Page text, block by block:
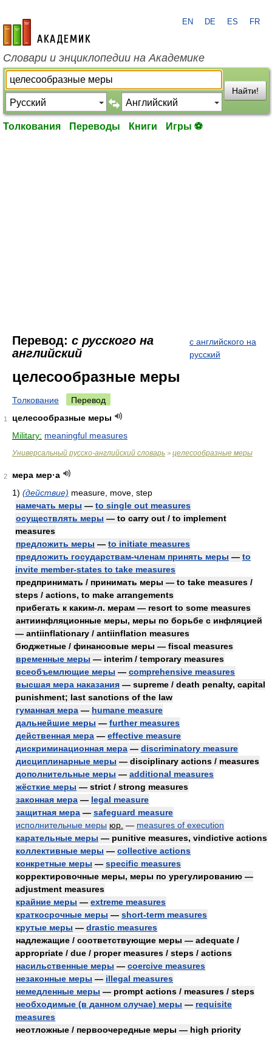
academic.ru
EN DE ES FR
Словари и энциклопедии на Академике
Найти!
Толкования Переводы Книги Игры ⚽
Перевод: с русского на
английский
с английского на
русский
целесообразные меры
Толкование Перевод
1
целесообразные меры
Military: meaningful measures
Универсальный русско-английский словарь > целесообразные меры
2
мера мер·а
1) (действие) measure, move, step
намечать меры — to single out measures
осуществлять меры — to carry out / to implement
measures
предложить меры — to initiate measures
предложить государствам-членам принять меры — to
invite member-states to take measures
предпринимать / принимать меры — to take measures /
steps / actions, to make arrangements
прибегать к каким-л. мерам — resort to some measures
антиинфляционные меры, меры по борьбе с инфляцией
— antiinflationary / antiinflation measures
бюджетные / финансовые меры — fiscal measures
временные меры — interim / temporary measures
всеобъемлющие меры — comprehensive measures
высшая мера наказания — supreme / death penalty, capital
punishment; last sanctions of the law
гуманная мера — humane measure
дальнейшие меры — further measures
действенная мера — effective measure
дискриминационная мера — discriminatory measure
дисциплинарные меры — disciplinary actions / measures
дополнительные меры — additional measures
жёсткие меры — strict / strong measures
законная мера — legal measure
защитная мера — safeguard measure
исполнительные меры юр. — measures of execution
карательные меры — punitive measures, vindictive actions
коллективные меры — collective actions
конкретные меры — specific measures
корректировочные меры, меры по урегулированию —
adjustment measures
крайние меры — extreme measures
краткосрочные меры — short-term measures
крутые меры — drastic measures
надлежащие / соответствующие меры — adequate /
appropriate / due / proper measures / steps / actions
насильственные меры — coercive measures
незаконные меры — illegal measures
немедленные меры — prompt actions / measures / steps
необходимые (в данном случае) меры — requisite
measures
неотложные / первоочередные меры — high priority